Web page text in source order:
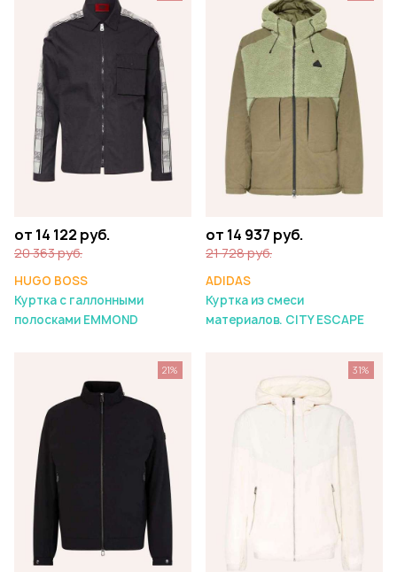
от 14 122 руб.
20 363 руб.
HUGO BOSS
Куртка с галлонными
полосками EMMOND
от 14 937 руб.
21 728 руб.
ADIDAS
Куртка из смеси
материалов. CITY ESCAPE
21% 31%